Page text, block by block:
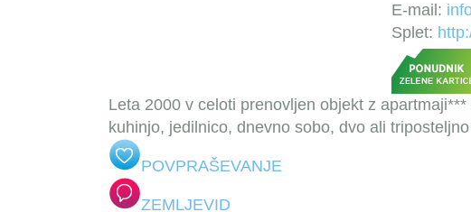
E-mail:
Splet:
Leta 2000 v celoti prenovljen objekt z
kuhinjo, jedilnico, dnevno sobo, dvo ali
POVPRAŠEVANJE
ZEMLJEVID